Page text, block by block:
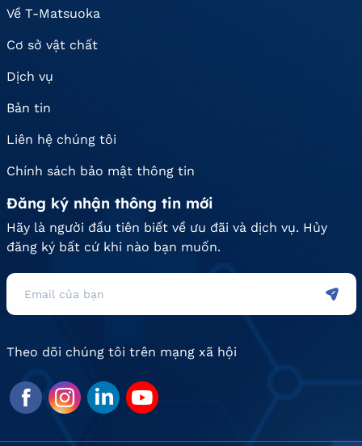
Về T-Matsuoka
Cơ sở vật chất
Dịch vụ
Bản tin
Liên hệ chúng tôi
Chính sách bảo mật thông tin
Đăng ký nhận thông tin mới
Hãy là người đầu tiên biết về ưu đãi và dịch vụ. Hủy
đăng ký bất cứ khi nào bạn muốn.
Theo dõi chúng tôi trên mạng xã hội